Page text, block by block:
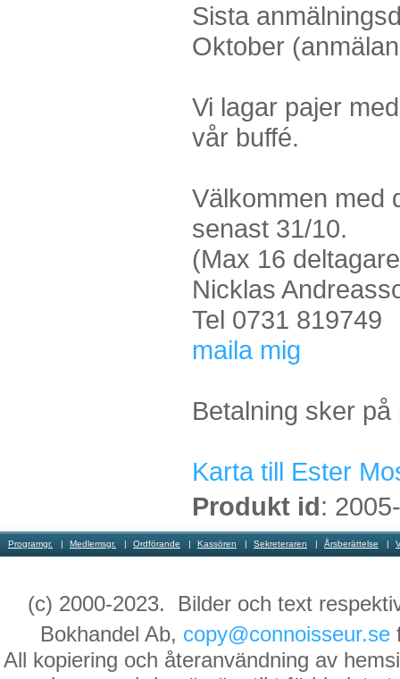
Sista
Oktober
Vi lagar pajer
vår buffé.
Välkommen med
senast 31/10.
(Max 16
Nicklas
Tel 0731 819749
maila mig
Betalning sker på
Karta till Ester
Produkt id:
Programgr. Medlemsgr. Ordförande Kassören Sekreteraren Årsberättelse
(c) 2000-2023. Bilder och text
Bokhandel Ab, copy@connoisseur.se
All kopiering och återanvändning av